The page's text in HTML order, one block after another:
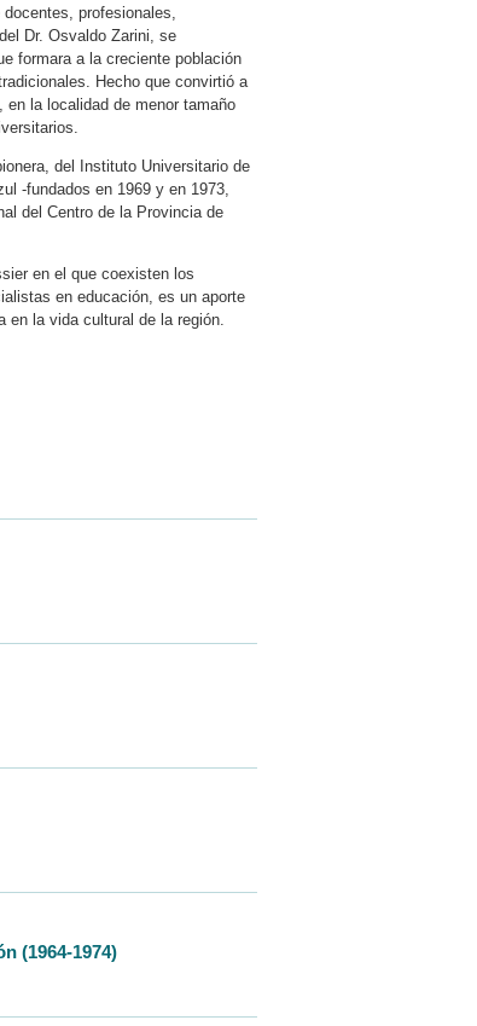
profesionales,
Dr. Osvaldo Zarini, se
formara a la creciente población
Hecho que convirtió a
la localidad de menor tamaño
del Instituto Universitario de
-fundados en 1969 y en 1973,
del Centro de la Provincia de
en el que coexisten los
en educación, es un aporte
en la vida cultural de la región.
(1964-1974)